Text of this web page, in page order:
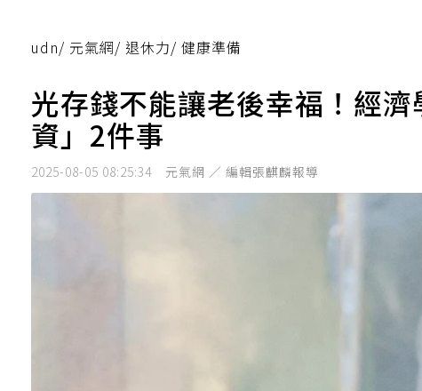
udn/ 元氣網/ 退休力/ 健康準備
光存錢不能讓老後幸福！經
資」2件事
2025-08-05 08:25:34 元氣網 ／ 編輯張麒麟報導